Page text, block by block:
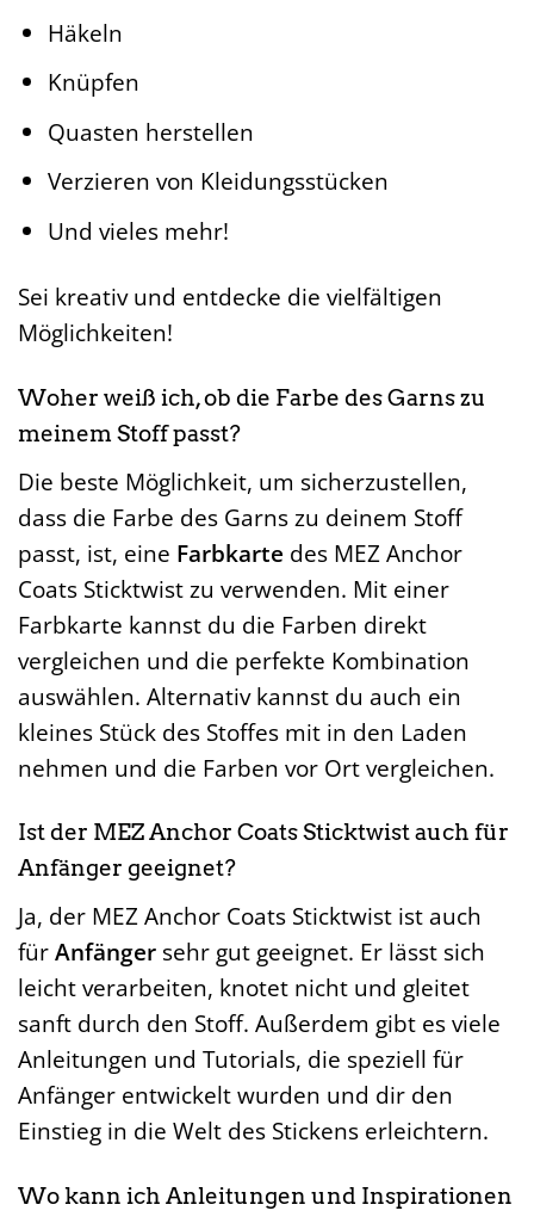
Häkeln
Knüpfen
Quasten herstellen
Verzieren von Kleidungsstücken
Und vieles mehr!
Sei kreativ und entdecke die vielfältigen
Möglichkeiten!
Woher weiß ich, ob die Farbe des Garns zu
meinem Stoff passt?
Die beste Möglichkeit, um sicherzustellen,
dass die Farbe des Garns zu deinem Stoff
passt, ist, eine Farbkarte des MEZ Anchor
Coats Sticktwist zu verwenden. Mit einer
Farbkarte kannst du die Farben direkt
vergleichen und die perfekte Kombination
auswählen. Alternativ kannst du auch ein
kleines Stück des Stoffes mit in den Laden
nehmen und die Farben vor Ort vergleichen.
Ist der MEZ Anchor Coats Sticktwist auch für
Anfänger geeignet?
Ja, der MEZ Anchor Coats Sticktwist ist auch
fürAnfänger sehr gut geeignet. Er lässt sich
leicht verarbeiten, knotet nicht und gleitet
sanft durch den Stoff. Außerdem gibt es viele
Anleitungen und Tutorials, die speziell für
Anfänger entwickelt wurden und dir den
Einstieg in die Welt des Stickens erleichtern.
Wo kann ich Anleitungen und Inspirationen